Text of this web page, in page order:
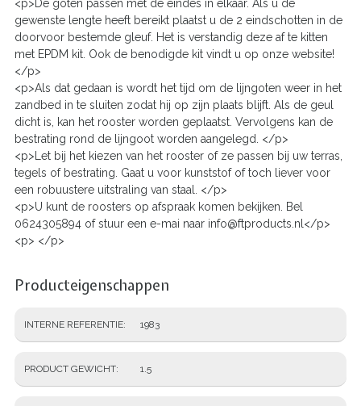
<p>De goten passen met de eindes in elkaar. Als u de
gewenste lengte heeft bereikt plaatst u de 2 eindschotten in de
doorvoor bestemde gleuf. Het is verstandig deze af te kitten
met EPDM kit. Ook de benodigde kit vindt u op onze website!
</p>
<p>Als dat gedaan is wordt het tijd om de lijngoten weer in het
zandbed in te sluiten zodat hij op zijn plaats blijft. Als de geul
dicht is, kan het rooster worden geplaatst. Vervolgens kan de
bestrating rond de lijngoot worden aangelegd. </p>
<p>Let bij het kiezen van het rooster of ze passen bij uw terras,
tegels of bestrating. Gaat u voor kunststof of toch liever voor
een robuustere uitstraling van staal. </p>
<p>U kunt de roosters op afspraak komen bekijken. Bel
0624305894 of stuur een e-mai naar info@ftproducts.nl</p>
<p> </p>
Producteigenschappen
INTERNE REFERENTIE 1983
PRODUCT GEWICHT 1.5